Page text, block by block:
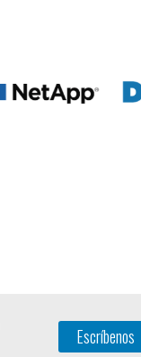
Escríbenos